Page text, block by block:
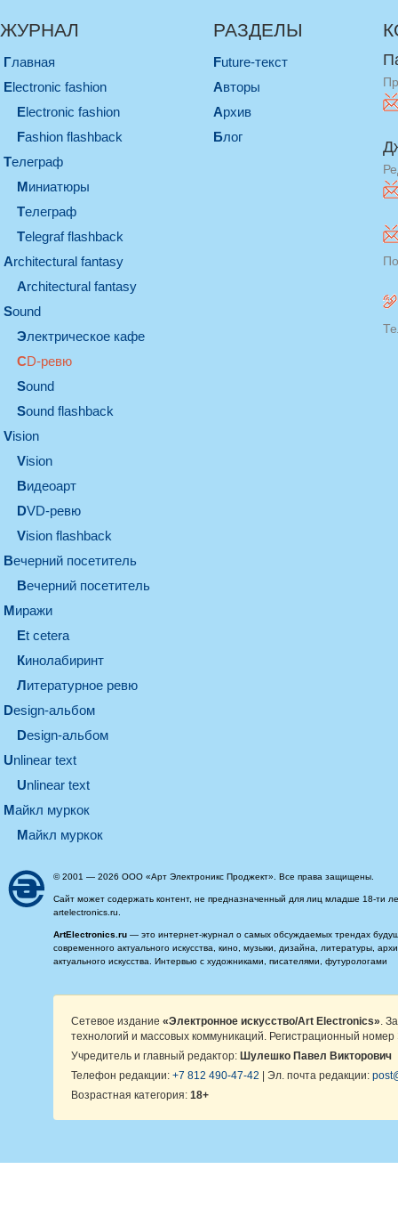
ЖУРНАЛ
Главная
electronic fashion
electronic fashion
Fashion flashback
телеграф
миниатюры
телеграф
Telegraf flashback
architectural fantasy
architectural fantasy
sound
электрическое кафе
CD-ревю
sound
Sound flashback
vision
vision
видеоарт
DVD-ревю
Vision flashback
вечерний посетитель
вечерний посетитель
миражи
et cetera
кинолабиринт
литературное ревю
design-альбом
design-альбом
unlinear text
Unlinear text
майкл муркок
майкл муркок
РАЗДЕЛЫ
Future-текст
Авторы
Архив
Блог
© 2001 — 2026 ООО «Арт Электроникс Проджект». Все права защищены.
Сайт может содержать контент, не предназначенный для лиц младше 18-ти
artelectronics.ru.
ArtElectronics.ru — это интернет-журнал о самых обсуждаемых трендах
современного актуального искусства, кино, музыки, дизайна, литературы,
актуального искусства. Интервью с художниками, писателями, футурологами
Сетевое издание «Электронное искусство/Art Electronics» .
технологий и массовых коммуникаций. Регистрационный
Учредитель и главный редактор: Шулешко Павел Викторович
Телефон редакции: +7 812 490-47-42 | Эл. почта редакции:
Возрастная категория: 18+